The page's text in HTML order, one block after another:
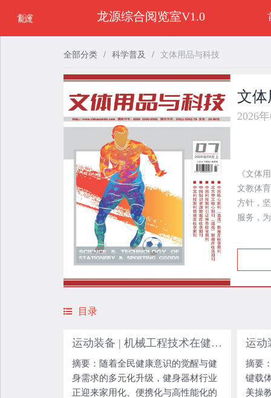
全部分类 / 科学普及 / 文体用品与科技
文体
2026
《文体
文教体
方针，
服务，
目录
运动装备 | 机械工程技术在健身器材轻量化与耐用性设计中的应用研究
摘要：随着全民健康意识的觉醒与健
身需求的多元化升级，健身器材行业
正迎来家用化、便携化与高性能化的
摘要
键载
美操
龙源综合阅览室V1.0